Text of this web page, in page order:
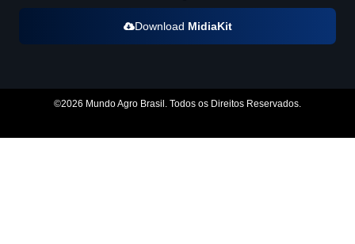
Download MidiaKit
©2026 Mundo Agro Brasil. Todos os Direitos Reservados.